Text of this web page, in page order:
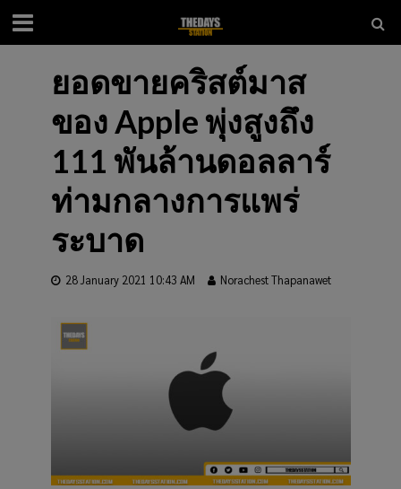
ยอดขายคริสต์มาส
ของ Apple พุ่งสูงถึง
111 พันล้านดอลลาร์
ท่ามกลางการแพร่
ระบาด
28 January 2021 10:43 AM Norachest Thapanawet